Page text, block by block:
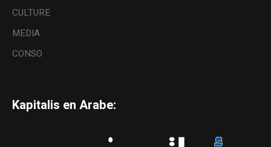
CULTURE
MEDIA
CONSO
Kapitalis en Arabe: